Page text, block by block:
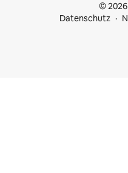
©
Datenschutz